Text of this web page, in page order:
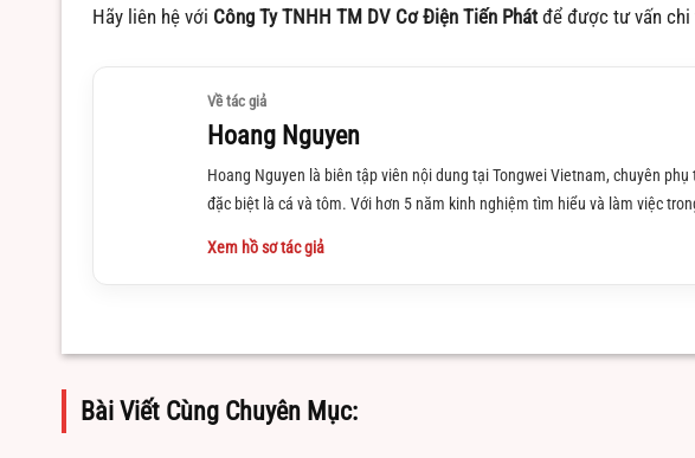
Hãy liên hệ với Công Ty TNHH TM DV Cơ Điện Tiến Phátđể được tư vấn chi
Về tác giả
Hoang Nguyen
Hoang Nguyen là biên tập viên nội dung tại Tongwei Vietnam, chuyên
đặc biệt là cá và tôm. Với hơn 5 năm kinh nghiệm tìm hiểu và làm việc
Xem hồ sơ tác giả
Bài Viết Cùng Chuyên Mục: